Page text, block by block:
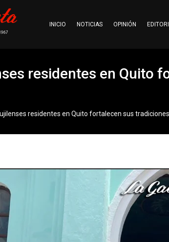
INICIO NOTICIAS OPINIÓN
residentes en Quito
residentes en Quito fortalecen sus